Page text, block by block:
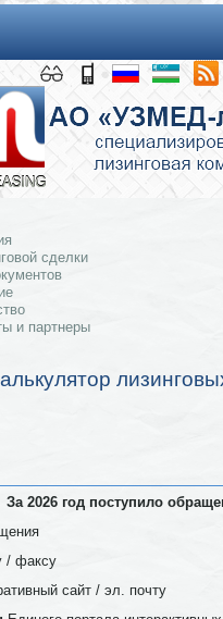
сделки
и партнеры
За 2026 год поступило
/ факсу
сайт / эл. почту